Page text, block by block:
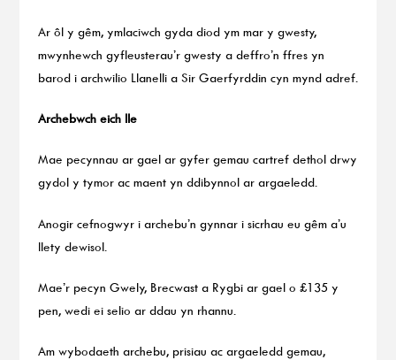
Ar ôl y gêm, ymlaciwch gyda diod ym mar y gwesty,
mwynhewch gyfleusterau’r gwesty a deffro’n ffres yn
barod i archwilio Llanelli a Sir Gaerfyrddin cyn mynd adref.
Archebwch eich lle
Mae pecynnau ar gael ar gyfer gemau cartref dethol drwy
gydol y tymor ac maent yn ddibynnol ar argaeledd.
Anogir cefnogwyr i archebu’n gynnar i sicrhau eu gêm a’u
llety dewisol.
Mae’r pecyn Gwely, Brecwast a Rygbi ar gael o £135 y
pen, wedi ei selio ar ddau yn rhannu.
Am wybodaeth archebu, prisiau ac argaeledd gemau,